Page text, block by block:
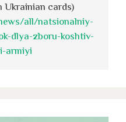
Ukrainian cards)
all/natsionalniy-
dlya-zboru-koshtiv-
armiyi